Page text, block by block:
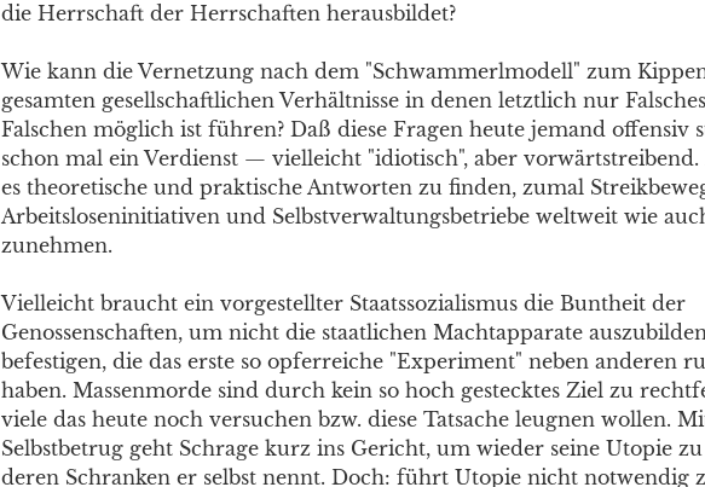
die Herrschaft der Herrschaften herausbildet?
Wie kann die Vernetzung nach dem "Schwammerlmodell" zum
gesamten gesellschaftlichen Verhältnisse in denen letztlich nur
Falschen möglich ist führen? Daß diese Fragen heute jemand offensiv
schon mal ein Verdienst — vielleicht "idiotisch", aber
es theoretische und praktische Antworten zu finden, zumal
Arbeitsloseninitiativen und Selbstverwaltungsbetriebe weltweit wie
zunehmen.
Vielleicht braucht ein vorgestellter Staatssozialismus die Buntheit der
Genossenschaften, um nicht die staatlichen Machtapparate
befestigen, die das erste so opferreiche "Experiment" neben anderen
haben. Massenmorde sind durch kein so hoch gestecktes Ziel zu
viele das heute noch versuchen bzw. diese Tatsache leugnen wollen.
Selbstbetrug geht Schrage kurz ins Gericht, um wieder seine Utopie
deren Schranken er selbst nennt. Doch: führt Utopie nicht notwendig